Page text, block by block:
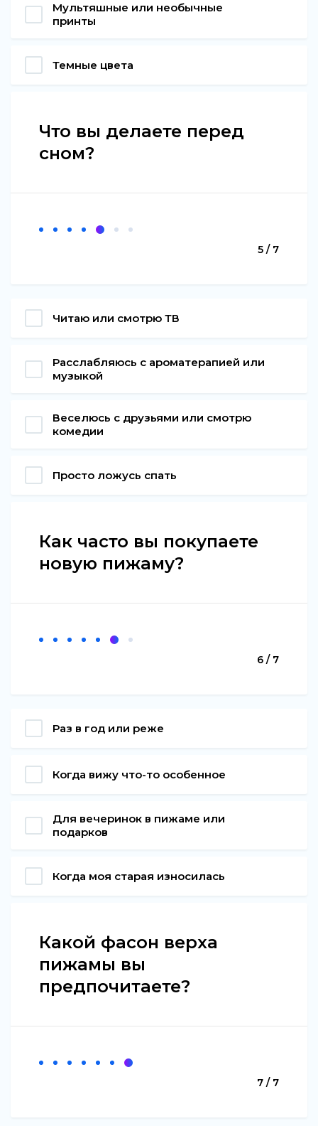
Мультяшные или необычные
принты
Темные цвета
Что вы делаете перед
сном?
5 / 7
Читаю или смотрю ТВ
Расслабляюсь с ароматерапией или
музыкой
Веселюсь с друзьями или смотрю
комедии
Просто ложусь спать
Как часто вы покупаете
новую пижаму?
6 / 7
Раз в год или реже
Когда вижу что-то особенное
Для вечеринок в пижаме или
подарков
Когда моя старая износилась
Какой фасон верха
пижамы вы
предпочитаете?
7 / 7